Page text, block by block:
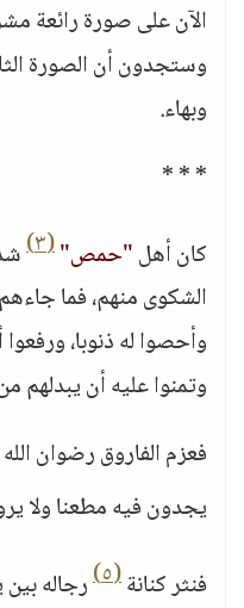
الآن على صورة رائعة
وستجدون أن الصورة
وبهاء.
* * *
كان أهل"حمص"(٣)
الشكوى منهم، فما
وأحصوا له ذنوبا،
وتمنوا عليه أن يبدلهم
فعزم الفاروق رضوان
يجدون فيه مطعنا ولا
فنثر كنانة(٥) رجاله